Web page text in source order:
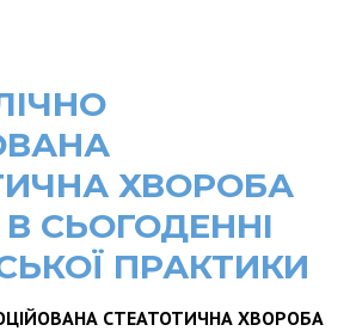
ХВОРОБА
СЬОГОДЕННІ
ПРАКТИКИ
СТЕАТОТИЧНА ХВОРОБА